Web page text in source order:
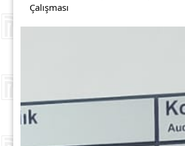
Çalışması